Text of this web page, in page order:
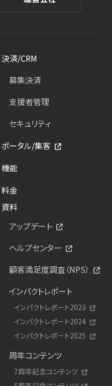
決済/CRM
募集決済
支援者管理
セキュリティ
ポータル/集客
機能
料金
資料
アップデート
ヘルプセンター
顧客満足度調査（NPS）
インパクトレポート
インパクトレポート2023
インパクトレポート2024
インパクトレポート2025
周年コンテンツ
7周年記念コンテンツ